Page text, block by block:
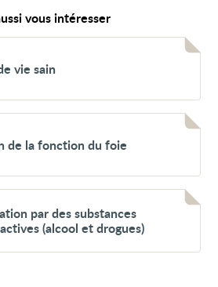
vous intéresser
vie sain
de la fonction du foie
par des substances
(alcool et drogues)